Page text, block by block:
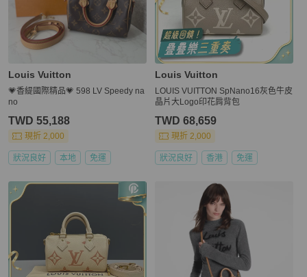
Louis Vuitton
💗香緹國際精品💗 598 LV Speedy na
no
TWD 55,188
現折 2,000
狀況良好 本地 免運
Louis Vuitton
LOUIS VUITTON SpNano16灰色牛皮
晶片大Logo印花肩背包
TWD 68,659
現折 2,000
狀況良好 香港 免運